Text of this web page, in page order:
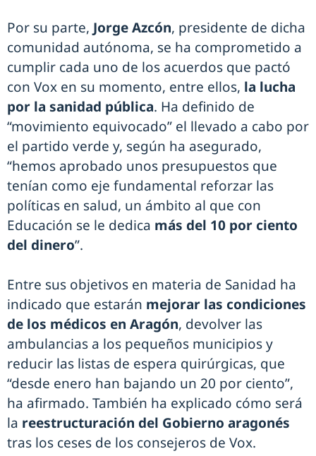
Por su parte, Jorge Azcón, presidente de dicha
comunidad autónoma, se ha comprometido a
cumplir cada uno de los acuerdos que pactó
con Vox en su momento, entre ellos, la lucha
por la sanidad pública. Ha definido de
“movimiento equivocado” el llevado a cabo por
el partido verde y, según ha asegurado,
“hemos aprobado unos presupuestos que
tenían como eje fundamental reforzar las
políticas en salud, un ámbito al que con
Educación se le dedica más del 10 por ciento
del dinero”.
Entre sus objetivos en materia de Sanidad ha
indicado que estarán mejorar las condiciones
de los médicos en Aragón, devolver las
ambulancias a los pequeños municipios y
reducir las listas de espera quirúrgicas, que
“desde enero han bajando un 20 por ciento”,
ha afirmado. También ha explicado cómo será
la reestructuración del Gobierno aragonés
tras los ceses de los consejeros de Vox.